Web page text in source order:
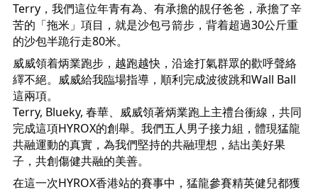
Terry，我們這位年青有為、有承擔的靚仔爸爸，承擔了辛
苦的「拖米」項目，就是沙包弓箭步，背着超過30公斤重
的沙包半跪行走80米。
威威領着炳業跑步，越跑越快，沿途打氣群眾的歡呼聲絡
繹不絕。威威給我臨場指導，順利完成波彼跳和Wall Ball
這兩項。
Terry, Blueky, 春華、威威領著炳業跑上主禮台衝線，共同
完成這項HYROX的創舉。我們五人男子接力組，體現猛龍
共融運動的真實，為我們堅持的共融理想，結出美好果
子，共創傷健共融的美善。
在這一次HYROX香港站的賽事中，猛龍參賽精英健兒都獲